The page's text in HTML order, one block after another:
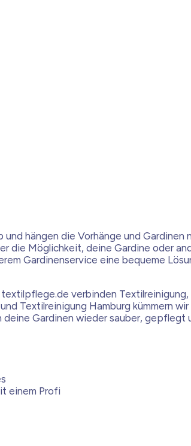
hängen die Vorhänge und Gardinen
die Möglichkeit, deine Gardine oder
Gardinenservice eine bequeme
verbinden
Textilreinigung Hamburg kümmern
Gardinen wieder sauber, gepflegt
einem Profi